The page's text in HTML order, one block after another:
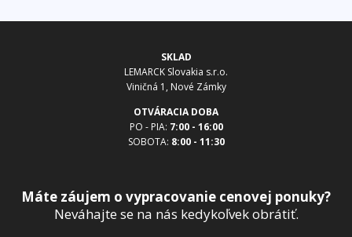
SKLAD
LEMARCK Slovakia s.r.o.
Viničná 1, Nové Zámky
OTVÁRACIA DOBA
PO - PIA: 7:00 - 16:00
SOBOTA: 8:00 - 11:30
Máte záujem o vypracovanie cenovej ponuky?
Neváhajte se na nás kedykoľvek obrátiť.